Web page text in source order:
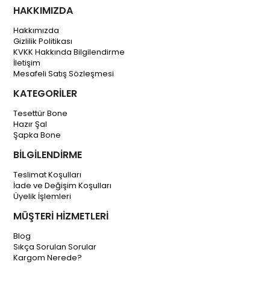
HAKKIMIZDA
Hakkımızda
Gizlilik Politikası
KVKK Hakkında Bilgilendirme
İletişim
Mesafeli Satış Sözleşmesi
KATEGORİLER
Tesettür Bone
Hazır Şal
Şapka Bone
BİLGİLENDİRME
Teslimat Koşulları
İade ve Değişim Koşulları
Üyelik İşlemleri
MÜŞTERİ HİZMETLERİ
Blog
Sıkça Sorulan Sorular
Kargom Nerede?